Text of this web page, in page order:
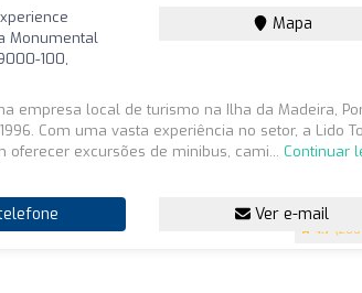
4.7 (200
Monumental
100,
Mapa
empresa local de turismo na Ilha da Madeira,
Com uma vasta experiência no setor, a Lido
oferecer excursões de minibus, cami... Continuar
Ver e-mail